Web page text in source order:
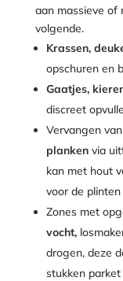
aan massieve of
volgende.
Krassen,
opschuren en
Gaatjes,
discreet
Vervangen
plankenvia
kan met hout
voor de
Zones met
vocht,
drogen, deze
stukken